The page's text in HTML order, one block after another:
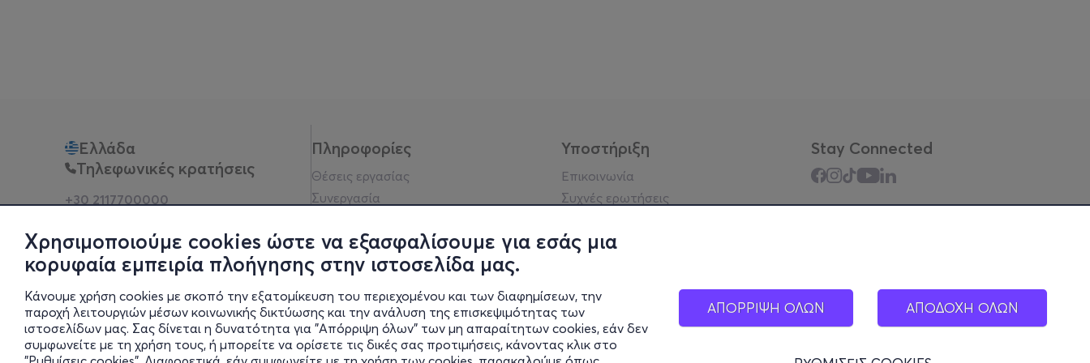
Χρησιμοποιούμε cookies ώστε να εξασφαλίσουμε για εσάς μια
κορυφαία εμπειρία πλοήγησης στην ιστοσελίδα μας.
Κάνουμε χρήση cookies με σκοπό την εξατομίκευση του περιεχομένου και των διαφημίσεων, την
παροχή λειτουργιών μέσων κοινωνικής δικτύωσης και την ανάλυση της επισκεψιμότητας των
ιστοσελίδων μας. Σας δίνεται η δυνατότητα για "Απόρριψη όλων" των μη απαραίτητων cookies, εάν δεν
συμφωνείτε με τη χρήση τους, ή μπορείτε να ορίσετε τις δικές σας προτιμήσεις, κάνοντας κλικ στο
ΑΠΟΡΡΙΨΗ ΟΛΩΝ ΑΠΟΔΟΧΗ ΟΛΩΝ
Ελλάδα
Τηλεφωνικές κρατήσεις
+30 2117700000
Φυσικά σημεία
Πληροφορίες
Θέσεις εργασίας
Συνεργασία
Πολιτική απορρήτου
Νομική σημείωση
Blog
Οικονομικά στοιχεία
Πολιτικές Εταιρείας
Υποστήριξη
Επικοινωνία
Συχνές ερωτήσεις
Υπηρεσίες
Σύνδεση reseller
Stay Connected